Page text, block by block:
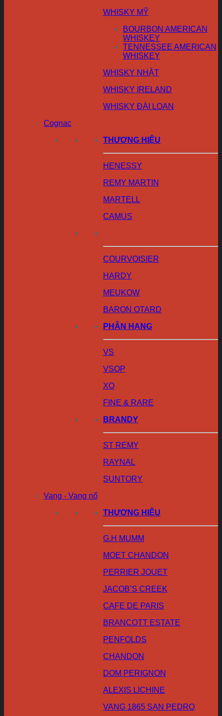
WHISKY MỸ
BOURBON AMERICAN
WHISKEY
TENNESSEE AMERICAN
WHISKEY
WHISKY NHẬT
WHISKY IRELAND
WHISKY ĐÀI LOAN
Cognac
THƯƠNG HIỆU
HENESSY
REMY MARTIN
MARTELL
CAMUS
COURVOISIER
HARDY
MEUKOW
BARON OTARD
PHÂN HẠNG
VS
VSOP
XO
FINE & RARE
BRANDY
ST REMY
RAYNAL
SUNTORY
Vang - Vang nổ
THƯƠNG HIỆU
G.H MUMM
MOET CHANDON
PERRIER JOUET
JACOB’S CREEK
CAFE DE PARIS
BRANCOTT ESTATE
PENFOLDS
CHANDON
DOM PERIGNON
ALEXIS LICHINE
VANG 1865 SAN PEDRO